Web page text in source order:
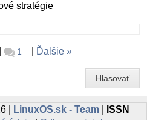
stratégie
1 Ďalšie
Hlasovať
| LinuxOS.sk - Team|
ISSN